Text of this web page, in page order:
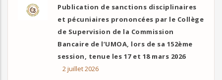
Publication de sanctions disciplinaires
et pécuniaires prononcées par le Collège
de Supervision de la Commission
Bancaire de l’UMOA, lors de sa 152ème
session, tenue les 17 et 18 mars 2026
2 juillet 2026